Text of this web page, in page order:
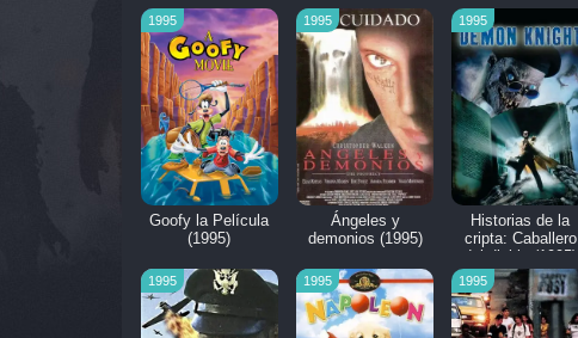
1995
Goofy la Película
(1995)
1995
Ángeles y
demonios (1995)
1995
Historias de la
cripta: Caballero
del diablo (1995)
1995 1995 1995